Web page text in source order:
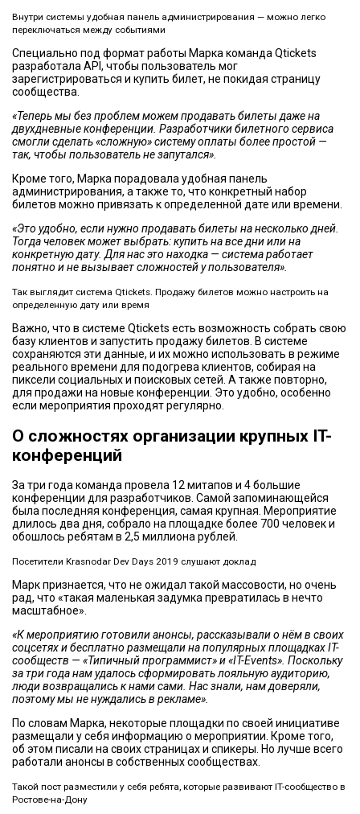
Внутри системы удобная панель администрирования — можно легко
переключаться между событиями
Специально под формат работы Марка команда Qtickets
разработала API, чтобы пользователь мог
зарегистрироваться и купить билет, не покидая страницу
сообщества.
«Теперь мы без проблем можем продавать билеты даже на
двухдневные конференции. Разработчики билетного сервиса
смогли сделать «сложную» систему оплаты более простой —
так, чтобы пользователь не запутался».
Кроме того, Марка порадовала удобная панель
администрирования, а также то, что конкретный набор
билетов можно привязать к определенной дате или времени.
«Это удобно, если нужно продавать билеты на несколько дней.
Тогда человек может выбрать: купить на все дни или на
конкретную дату. Для нас это находка — система работает
понятно и не вызывает сложностей у пользователя».
Так выглядит система Qtickets. Продажу билетов можно настроить на
определенную дату или время
Важно, что в системе Qtickets есть возможность собрать свою
базу клиентов и запустить продажу билетов. В системе
сохраняются эти данные, и их можно использовать в режиме
реального времени для подогрева клиентов, собирая на
пиксели социальных и поисковых сетей. А также повторно,
для продажи на новые конференции. Это удобно, особенно
если мероприятия проходят регулярно.
О сложностях организации крупных IT-
конференций
За три года команда провела 12 митапов и 4 большие
конференции для разработчиков. Самой запоминающейся
была последняя конференция, самая крупная. Мероприятие
длилось два дня, собрало на площадке более 700 человек и
обошлось ребятам в 2,5 миллиона рублей.
Посетители Krasnodar Dev Days 2019 слушают доклад
Марк признается, что не ожидал такой массовости, но очень
рад, что «такая маленькая задумка превратилась в нечто
масштабное».
«К мероприятию готовили анонсы, рассказывали о нём в своих
соцсетях и бесплатно размещали на популярных площадках IT-
сообществ — «Типичный программист» и «IT-Events». Поскольку
за три года нам удалось сформировать лояльную аудиторию,
люди возвращались к нами сами. Нас знали, нам доверяли,
поэтому мы не нуждались в рекламе».
По словам Марка, некоторые площадки по своей инициативе
размещали у себя информацию о мероприятии. Кроме того,
об этом писали на своих страницах и спикеры. Но лучше всего
работали анонсы в собственных сообществах.
Такой пост разместили у себя ребята, которые развивают IT-сообщество в
Ростове-на-Дону